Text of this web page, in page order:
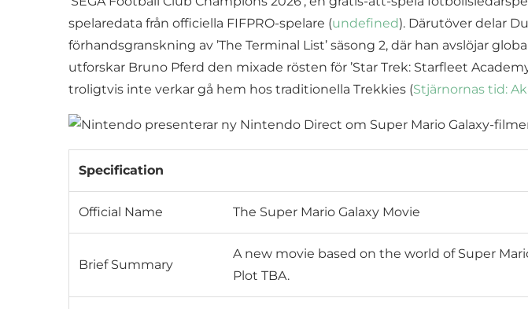
spelaredata från officiella FIFPRO-spelare (undefined). Därutöver delar
förhandsgranskning av ’The Terminal List’ säsong 2, där han avslöjar
utforskar Bruno Pferd den mixade rösten för ’Star Trek: Starfleet
troligtvis inte verkar gå hem hos traditionella Trekkies (Stjärnornas tid:
Specification
Official Name The Super Mario Galaxy Movie
Brief Summary
A new movie based on the world of Super
Plot TBA.